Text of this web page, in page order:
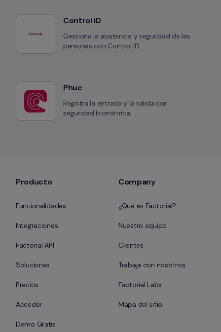
Control iD
Gestiona la asistencia y seguridad de las
personas con Control iD.
Phuc
Registra la entrada y la salida con
seguridad biométrica.
Producto
Funcionalidades
Integraciones
Factorial API
Soluciones
Precios
Acceder
Demo Gratis
Company
¿Qué es Factorial?
Nuestro equipo
Clientes
Trabaja con nosotros
Factorial Labs
Mapa del sitio